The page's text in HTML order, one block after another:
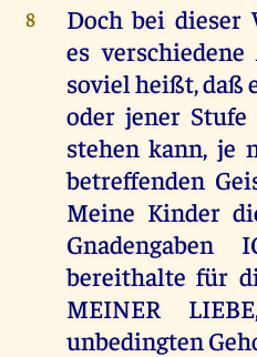
8
Doch bei dieser
es
soviel heißt, daß
oder jener
stehen kann, je
betreffenden
Meine Kinder
Gnadengaben
bereithalte für
MEINER
unbedingten